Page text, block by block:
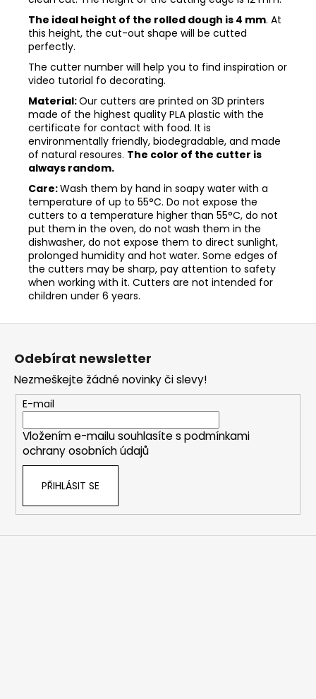
The ideal height of the rolled dough is 4 mm. At
this height, the cut-out shape will be cutted
perfectly.
The cutter number will help you to find inspiration or
video tutorial fo decorating.
Material:Our cutters are printed on 3D printers
made of the highest quality PLA plastic with the
certificate for contact with food. It is
environmentally friendly, biodegradable, and made
of natural resoures. The color of the cutter is
always random.
Care:Wash them by hand in soapy water with a
temperature of up to 55°C. Do not expose the
cutters to a temperature higher than 55°C, do not
put them in the oven, do not wash them in the
dishwasher, do not expose them to direct sunlight,
prolonged humidity and hot water. Some edges of
the cutters may be sharp, pay attention to safety
when working with it. Cutters are not intended for
children under 6 years.
Z
Odebírat newsletter
Nezmeškejte žádné novinky či slevy!
E-mail
Vložením e-mailu souhlasíte s podmínkami
ochrany osobních údajů
PŘIHLÁSIT SE